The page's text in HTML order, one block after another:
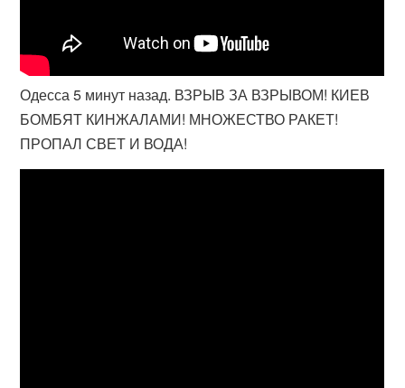
Одесса 5 минут назад. ВЗРЫВ ЗА ВЗРЫВОМ! КИЕВ
БОМБЯТ КИНЖАЛАМИ! МНОЖЕСТВО РАКЕТ!
ПРОПАЛ СВЕТ И ВОДА!